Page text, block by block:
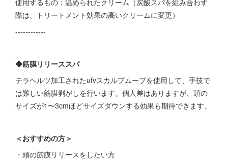
際は、トリートメント効果の高いクリームに変更）
------------
◆筋膜リリーススパ
テラヘルツ加工されたufvスカルプムーブを使用して、手技で
は難しい筋膜剥がしを行います。個人差はありますが、頭の
サイズが1〜3cmほどサイズダウンする効果も期待できます。
＜おすすめの方＞
・頭の筋膜リリースをしたい方